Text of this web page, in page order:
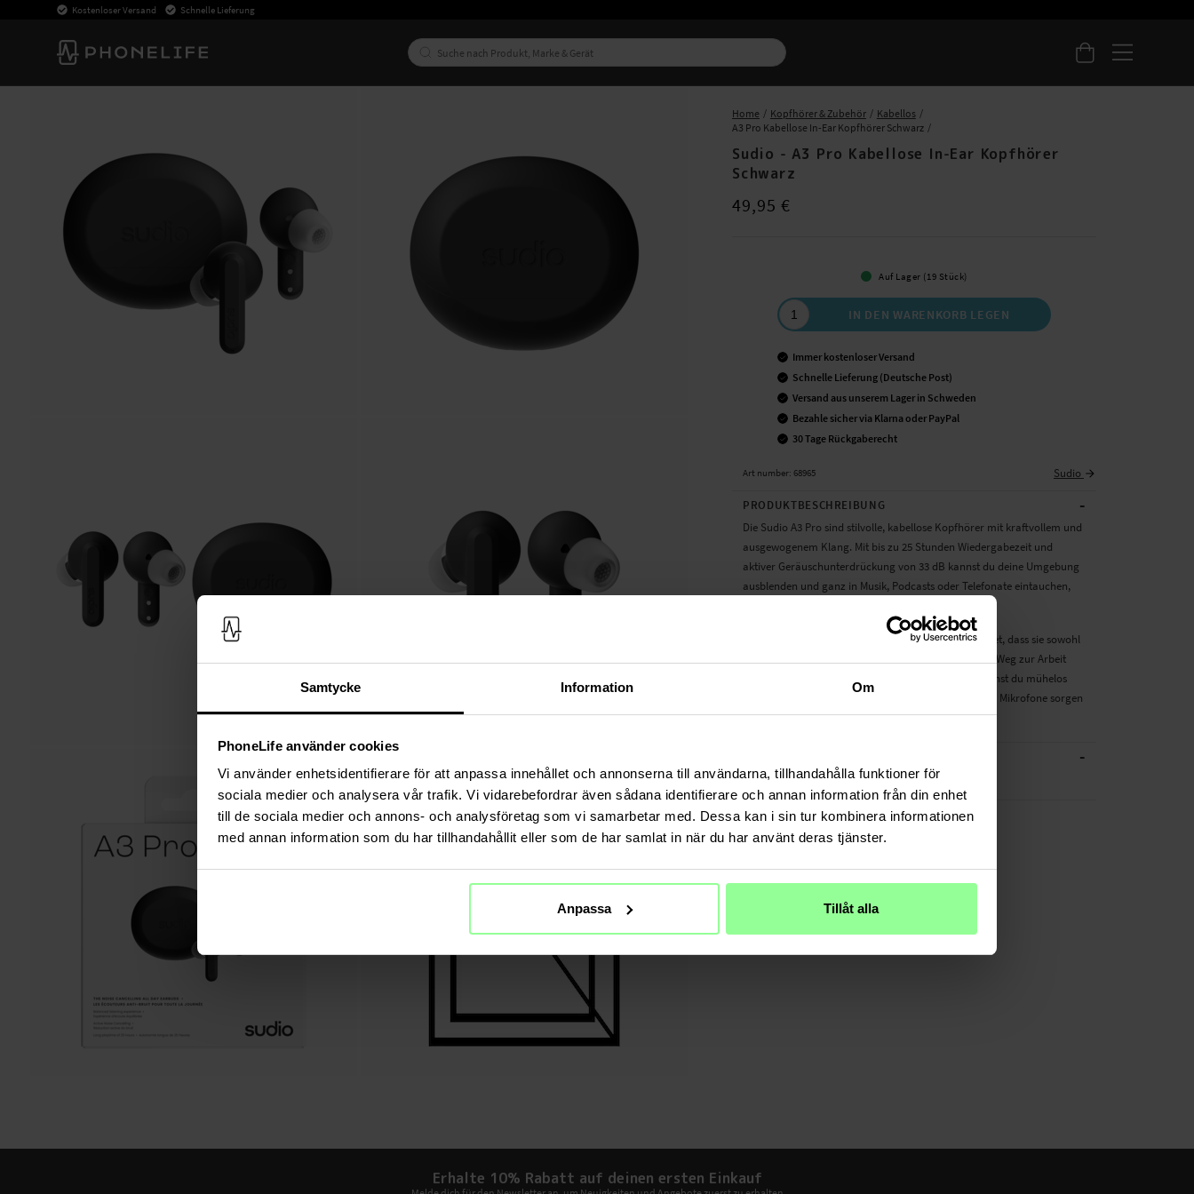
Samtycke Information Om
PhoneLife använder cookies
Vi använder enhetsidentifierare för att anpassa innehållet och annonserna till användarna, tillhandahålla funktioner för
sociala medier och analysera vår trafik. Vi vidarebefordrar även sådana identifierare och annan information från din enhet
till de sociala medier och annons- och analysföretag som vi samarbetar med. Dessa kan i sin tur kombinera informationen
med annan information som du har tillhandahållit eller som de har samlat in när du har använt deras tjänster.
Anpassa Tillåt alla
Kostenloser Versand Schnelle Lieferung
Home Kopfhörer & Zubehör
Kabellos
A3 Pro Kabellose In-Ear Kopfhörer Schwarz
Sudio - A3 Pro Kabellose In-Ear Kopfhörer
Schwarz
Preis:49,95 €
49,95 €
Auf Lager (19 Stück)
IN DEN WARENKORB LEGEN
Immer kostenloser Versand
Schnelle Lieferung (Deutsche Post)
Versand aus unserem Lager in Schweden
Bezahle sicher via Klarna oder PayPal
30 Tage Rückgaberecht
Art number: 68965 Sudio
PRODUKTBESCHREIBUNG -
Die Sudio A3 Pro sind stilvolle, kabellose Kopfhörer mit kraftvollem und
ausgewogenem Klang. Mit bis zu 25 Stunden Wiedergabezeit und
aktiver Geräuschunterdrückung von 33 dB kannst du deine Umgebung
ausblenden und ganz in Musik, Podcasts oder Telefonate eintauchen,
Die Kopfhörer sind nach IPX4 zertifiziert, was bedeutet, dass sie sowohl
Schweiß als auch Regen standhalten. Perfekt für den Weg zur Arbeit
oder das Training. Dank Multipoint Bluetooth 5.4 kannst du mühelos
zwischen zwei Geräten wechseln, und die integrierten Mikrofone sorgen
bei jedem Anruf für klare Spr...Weiterlesen
-
Farbe
Erhalte 10% Rabatt auf deinen ersten Einkauf